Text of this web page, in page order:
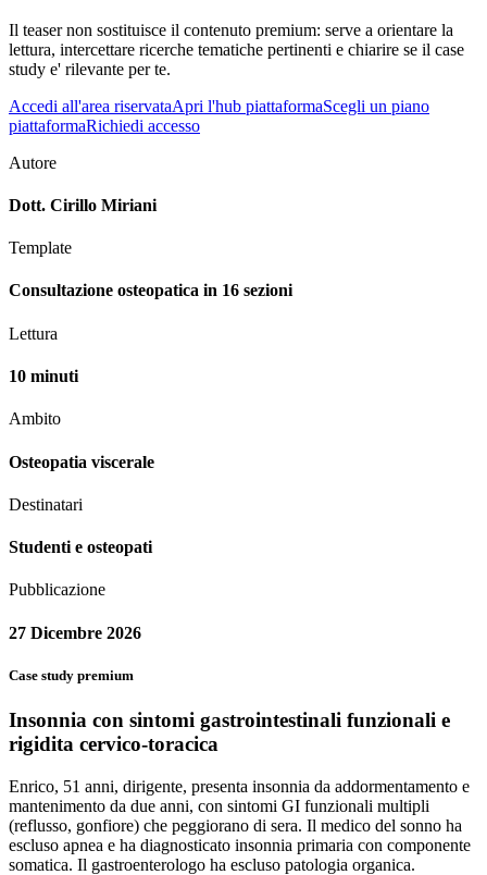
Il teaser non sostituisce il contenuto premium: serve a orientare la
lettura, intercettare ricerche tematiche pertinenti e chiarire se il case
study e' rilevante per te.
Accedi all'area riservataApri l'hub piattaformaScegli un piano
piattaformaRichiedi accesso
Autore
Dott. Cirillo Miriani
Template
Consultazione osteopatica in 16 sezioni
Lettura
10 minuti
Ambito
Osteopatia viscerale
Destinatari
Studenti e osteopati
Pubblicazione
27 Dicembre 2026
Case study premium
Insonnia con sintomi gastrointestinali funzionali e
rigidita cervico-toracica
Enrico, 51 anni, dirigente, presenta insonnia da addormentamento e
mantenimento da due anni, con sintomi GI funzionali multipli
(reflusso, gonfiore) che peggiorano di sera. Il medico del sonno ha
escluso apnea e ha diagnosticato insonnia primaria con componente
somatica. Il gastroenterologo ha escluso patologia organica.